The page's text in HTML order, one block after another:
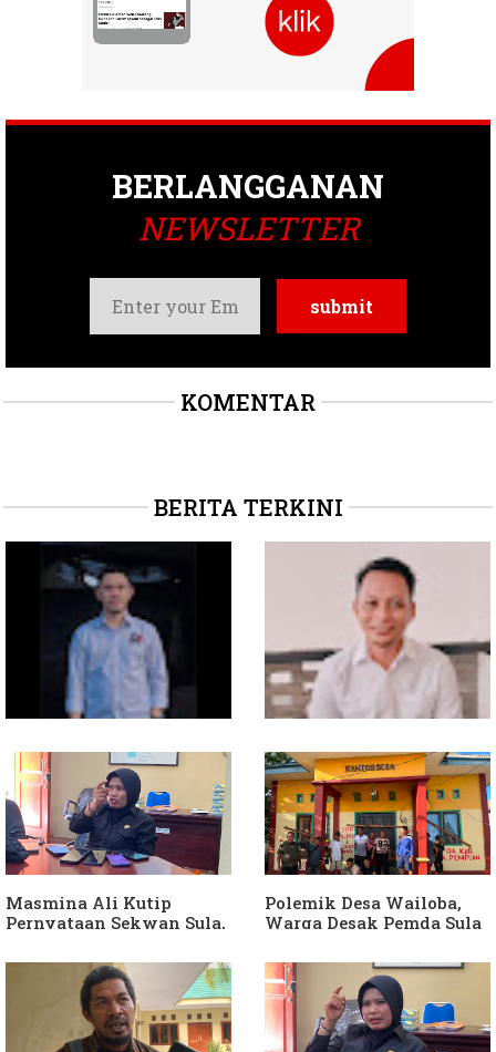
BERLANGGANAN
NEWSLETTER
KOMENTAR
BERITA TERKINI
Soal Intervensi Politik,
Langkah Wakil Ketua
Komisi I Bukan
intervensi Politik
Dituding Jadikan
Bendahara Desa Wailoba
sebagai "ATM Berjalan",
Armin Soamole: Harus
Dibuktikan
Masmina Ali Kutip
Pernyataan Sekwan Sula,
Diduga Jadikan
Keponakan "ATM
Berjalan"
Polemik Desa Wailoba,
Warga Desak Pemda Sula
APH Usut Dugaan
Penyimpangan Dana Desa